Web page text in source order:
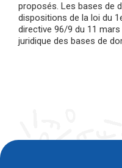
proposés. Les bases de
dispositions de la loi du
directive 96/9 du 11
juridique des bases de